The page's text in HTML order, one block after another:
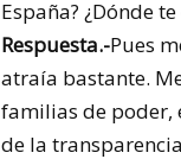
España? ¿Dónde
Respuesta.-Pues
atraía bastante.
familias de poder,
de la